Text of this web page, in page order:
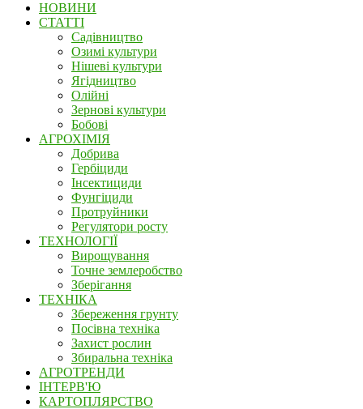
НОВИНИ
СТАТТІ
Садівництво
Озимі культури
Нішеві культури
Ягідництво
Олійні
Зернові культури
Бобові
АГРОХІМІЯ
Добрива
Гербіциди
Інсектициди
Фунгіциди
Протруйники
Регулятори росту
ТЕХНОЛОГІЇ
Вирощування
Точне землеробство
Зберігання
ТЕХНІКА
Збереження грунту
Посівна техніка
Захист рослин
Збиральна техніка
АГРОТРЕНДИ
ІНТЕРВ'Ю
КАРТОПЛЯРСТВО